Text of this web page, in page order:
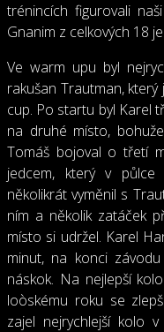
trénincích figurovali
Gnanim z celkových 18
Ve warm upu byl
rakušan Trautman,
cup. Po startu byl Karel
na druhé místo,
Tomáš bojoval o třetí
jedcem, který v
několikrát vyměnil s
ním a několik zatáček
místo si udržel. Karel
minut, na konci
náskok. Na nejlepší
loòskému roku se
zajel nejrychlejší kolo